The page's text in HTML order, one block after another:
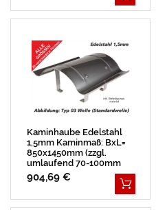
Kaminhaube Edelstahl
1,5mm Kaminmaß: BxL=
850x1450mm (zzgl.
umlaufend 70-100mm
Überstand)
904,69 €